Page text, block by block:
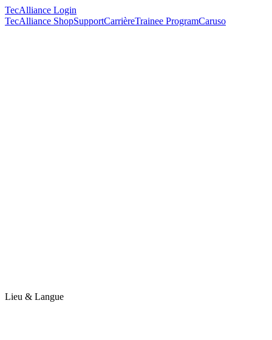
TecAlliance Login
TecAlliance ShopSupportCarrièreTrainee ProgramCaruso
Lieu & Langue